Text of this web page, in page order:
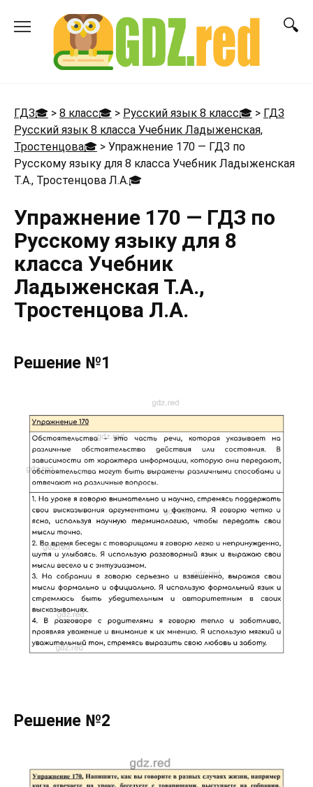
ГДЗ🎓 > 8 класс🎓 > Русский язык 8 класс🎓 > ГДЗ
Русский язык 8 класса Учебник Ладыженская,
Тростенцова🎓 > Упражнение 170 — ГДЗ по
Русскому языку для 8 класса Учебник Ладыженская
Т.А., Тростенцова Л.А.🎓
Упражнение 170 — ГДЗ по
Русскому языку для 8
класса Учебник
Ладыженская Т.А.,
Тростенцова Л.А.
Решение №1
Решение №2